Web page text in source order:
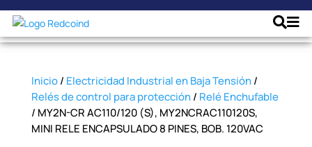
Inicio/ Electricidad Industrial en Baja Tensión/
Relés de control para protección/ Relé Enchufable
/ MY2N-CR AC110/120 (S), MY2NCRAC110120S,
MINI RELE ENCAPSULADO 8 PINES, BOB. 120VAC